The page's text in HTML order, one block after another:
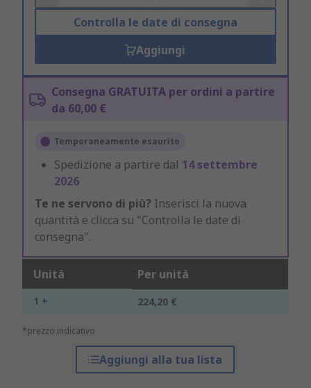
Controlla le date di consegna
Aggiungi
Consegna GRATUITA per ordini a partire
da 60,00 €
Temporaneamente esaurito
Spedizione a partire dal 14 settembre
2026
Te ne servono di più? Inserisci la nuova
quantità e clicca su "Controlla le date di
consegna".
Unità Per unità
1 + 224,20 €
*prezzo indicativo
Aggiungi alla tua lista